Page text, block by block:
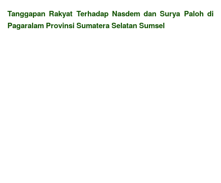
Tanggapan Rakyat Terhadap Nasdem dan Surya Paloh di
Pagaralam Provinsi Sumatera Selatan Sumsel